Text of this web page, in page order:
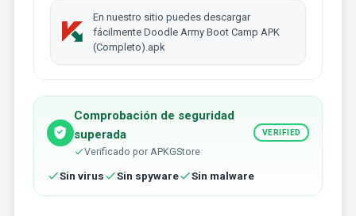
En nuestro sitio puedes descargar
fácilmente Doodle Army Boot Camp APK
(Completo).apk
Comprobación de seguridad
superada
Verificado por APKGStore
VERIFIED
Sin virus Sin spyware Sin malware